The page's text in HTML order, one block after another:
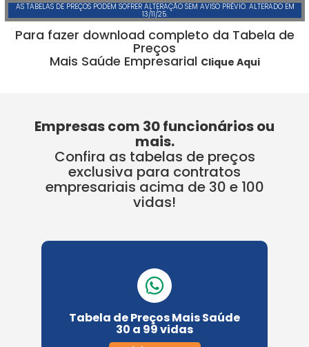
AS TABELAS DE PREÇOS PODEM SOFRER ALTERAÇÃO SEM AVISO PRÉVIO. ALTERADO EM
13/11/25.
Para fazer download completo da Tabela de
Preços
Mais Saúde Empresarial Clique Aqui
Empresas com 30 funcionários ou
mais.
Confira as tabelas de preços
exclusiva para contratos
empresariais acima de 30 e 100
vidas!
Tabela de Preços Mais Saúde
30 a 99 vidas